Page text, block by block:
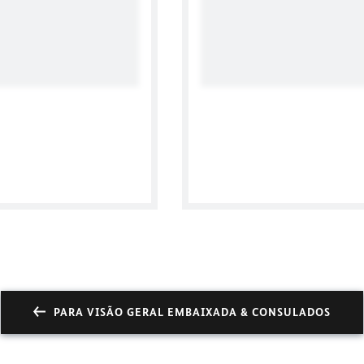
PARA VISÃO GERAL EMBAIXADA & CONSULADOS